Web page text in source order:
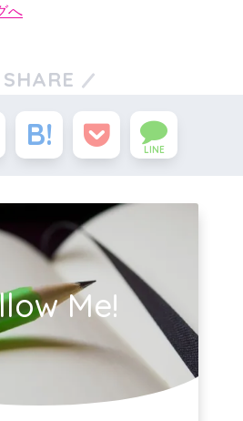
へ
SHARE
LINE
Me!